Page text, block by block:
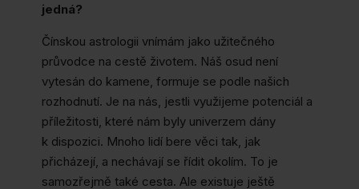
jedná?
Čínskou astrologii vnímám jako užitečného
průvodce na cestě životem. Náš osud není
vytesán do kamene, formuje se podle našich
rozhodnutí. Je na nás, jestli využijeme potenciál a
příležitosti, které nám byly univerzem dány
k dispozici. Mnoho lidí bere věci tak, jak
přicházejí, a nechávají se řídit okolím. To je
samozřejmě také cesta. Ale existuje ještě